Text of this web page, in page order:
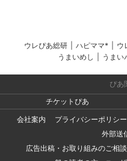
ウレぴあ総研 ハピママ* ウ
うまいめし
うまい
ぴあ
チケットぴあ
会社案内
プライバシーポリシー
外部送
広告出稿・お取り組みのご相